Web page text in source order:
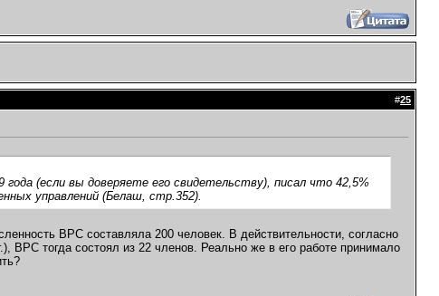
#25
(если вы доверяете его свидетельству), писал что 42,5%
управлений (Белаш, стр.352).
ВРС составляла 200 человек. В действительности, согласно
ВРС тогда состоял из 22 членов. Реально же в его работе принимало